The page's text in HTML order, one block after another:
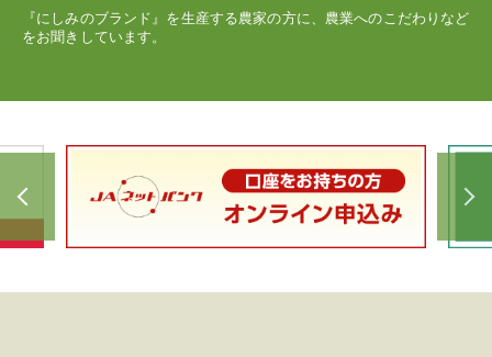
『にしみのブランド』を生産する農家の方に、農業へのこだわりなど
をお聞きしています。